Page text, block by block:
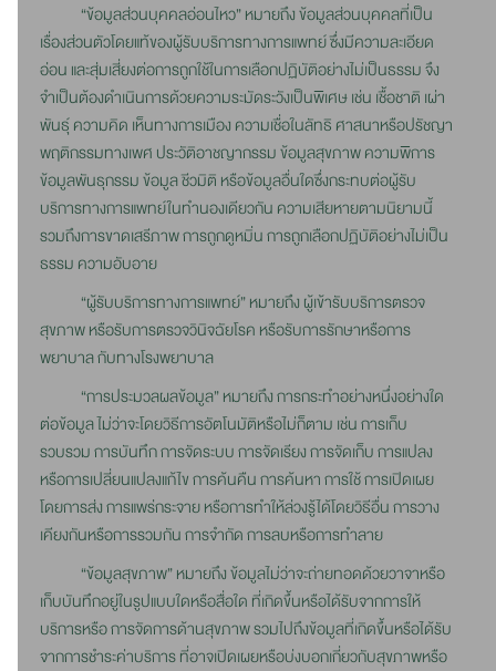
“ข้อมูลส่วนบุคคลอ่อนไหว” หมายถึง ข้อมูลส่วนบุคคลที่เป็น
เรื่องส่วนตัวโดยแท้ของผู้รับบริการทางการแพทย์ ซึ่งมีความละเอียด
อ่อน และสุ่มเสี่ยงต่อการถูกใช้ในการเลือกปฏิบัติอย่างไม่เป็นธรรม จึง
จำเป็นต้องดำเนินการด้วยความระมัดระวังเป็นพิเศษ เช่น เชื้อชาติ เผ่า
พันธุ์ ความคิด เห็นทางการเมือง ความเชื่อในลัทธิ ศาสนาหรือปรัชญา
พฤติกรรมทางเพศ ประวัติอาชญากรรม ข้อมูลสุขภาพ ความพิการ
ข้อมูลพันธุกรรม ข้อมูล ชีวมิติ หรือข้อมูลอื่นใดซึ่งกระทบต่อผู้รับ
บริการทางการแพทย์ในทำนองเดียวกัน ความเสียหายตามนิยามนี้
รวมถึงการขาดเสรีภาพ การถูกดูหมิ่น การถูกเลือกปฏิบัติอย่างไม่เป็น
ธรรม ความอับอาย
“ผู้รับบริการทางการแพทย์” หมายถึง ผู้เข้ารับบริการตรวจ
สุขภาพ หรือรับการตรวจวินิจฉัยโรค หรือรับการรักษาหรือการ
พยาบาล กับทางโรงพยาบาล
“การประมวลผลข้อมูล” หมายถึง การกระทำอย่างหนึ่งอย่างใด
ต่อข้อมูล ไม่ว่าจะโดยวิธีการอัตโนมัติหรือไม่ก็ตาม เช่น การเก็บ
รวบรวม การบันทึก การจัดระบบ การจัดเรียง การจัดเก็บ การแปลง
หรือการเปลี่ยนแปลงแก้ไข การค้นคืน การค้นหา การใช้ การเปิดเผย
โดยการส่ง การแพร่กระจาย หรือการทำให้ล่วงรู้ได้โดยวิธีอื่น การวาง
เคียงกันหรือการรวมกัน การจำกัด การลบหรือการทำลาย
“ข้อมูลสุขภาพ” หมายถึง ข้อมูลไม่ว่าจะถ่ายทอดด้วยวาจาหรือ
เก็บบันทึกอยู่ในรูปแบบใดหรือสื่อใด ที่เกิดขึ้นหรือได้รับจากการให้
บริการหรือ การจัดการด้านสุขภาพ รวมไปถึงข้อมูลที่เกิดขึ้นหรือได้รับ
จากการชำระค่าบริการ ที่อาจเปิดเผยหรือบ่งบอกเกี่ยวกับสุขภาพหรือ